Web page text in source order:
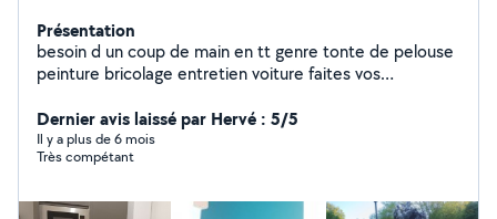
Présentation
besoin d un coup de main en tt genre tonte de pelouse
peinture bricolage entretien voiture faites vos
Dernier avis laissé par Hervé : 5/5
Il y a plus de 6 mois
Très compétant